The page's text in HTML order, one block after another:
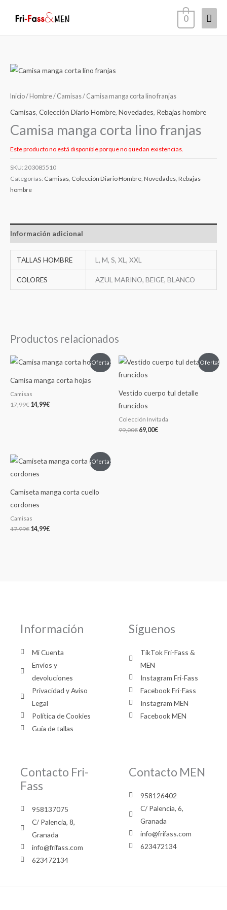
0
Inicio/ Hombre/ Camisas/ Camisa manga corta lino franjas
Camisas, Colección Diario Hombre, Novedades, Rebajas hombre
Camisa manga corta lino franjas
Este producto no está disponible porque no quedan existencias.
SKU: 203085510
Categorías: Camisas Colección Diario Hombre Novedades Rebajas
hombre
Información adicional
TALLAS HOMBRE L, M, S, XL, XXL
COLORES AZUL MARINO, BEIGE, BLANCO
Productos relacionados
¡Oferta!
Camisa manga corta hojas
Camisas
17,99€
El
precio
era:
17,99€.
14,99€
precio
es:
¡Oferta!
Vestido cuerpo tul detalle
fruncidos
Colección Invitada
99,00€
El
precio
original
99,00€.
69,00€
precio
69,00€.
¡Oferta!
Camiseta manga corta cuello
cordones
Camisas
17,99€
El
precio
original
17,99€.
14,99€
precio
14,99€.
Información
Mi Cuenta
Envíos y
devoluciones
Privacidad y Aviso
Legal
Política de Cookies
Guía de tallas
Síguenos
TikTok Fri-Fass &
MEN
Instagram Fri-Fass
Facebook Fri-Fass
Instagram MEN
Facebook MEN
Contacto Fri-
Fass
958137075
C/ Palencia, 8,
Granada
info@frifass.com
623472134
Contacto MEN
958126402
C/ Palencia, 6,
Granada
info@frifass.com
623472134